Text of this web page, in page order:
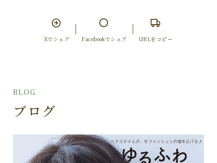
Xでシェア Facebookでシェア URLをコピー
BLOG
ブログ